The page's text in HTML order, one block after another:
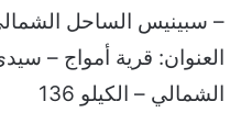
– سبينيس الساحل
العنوان: قرية أمواج –
الشمالي – الكيلو 136‪